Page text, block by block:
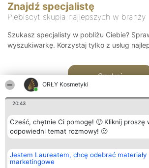
ORŁY Kosmetyki
20:43
Cześć, chętnie Ci pomogę! 🙂 Kliknij proszę
odpowiedni temat rozmowy! 🙂
Jestem Laureatem, chcę odebrać materiały
marketingowe
Znajdź specjalistę
Plebiscyt skupia najlepszych w branży
Szukasz specjalisty w pobliżu Ciebie?
wyszukiwarkę. Korzystaj tylko z usług
Szukaj
Organizator plebiscytu
Bright Side Solutions sp. z o.
o. sp. k.
Plebiscyt
Laureaci